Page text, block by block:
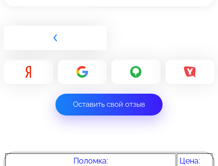
Оставить свой отзыв
Поломка:
Цена: